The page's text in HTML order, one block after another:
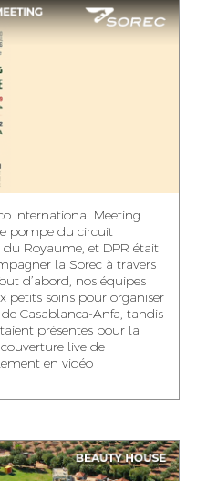
BOUDAR
ART DIRECTOR
NABILA SAMOUN
MEDIA ANALYST
ANASS ELRHAZI
International Meeting
pompe du circuit
Royaume, et DPR était
la Sorec à travers
d’abord, nos équipes
petits soins pour organiser
Casablanca-Anfa, tandis
présentes pour la
live de
en vidéo !